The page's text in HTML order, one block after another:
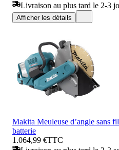
Livraison au plus tard le 2-3
Afficher les détails
Makita Meuleuse d’angle sans
batterie
1.064,99 €TTC